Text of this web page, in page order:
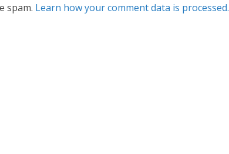
spam. Learn how your comment data is processed.